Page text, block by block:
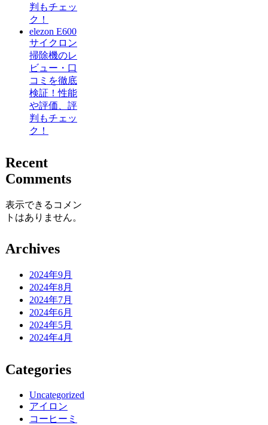
判もチェッ
ク！
elezon E600
サイクロン
掃除機のレ
ビュー・口
コミを徹底
検証！性能
や評価、評
判もチェッ
ク！
Recent
Comments
表示できるコメン
トはありません。
Archives
2024年9月
2024年8月
2024年7月
2024年6月
2024年5月
2024年4月
Categories
Uncategorized
アイロン
コーヒーミ